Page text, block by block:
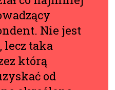
Nie jest
lecz taka
którą
od